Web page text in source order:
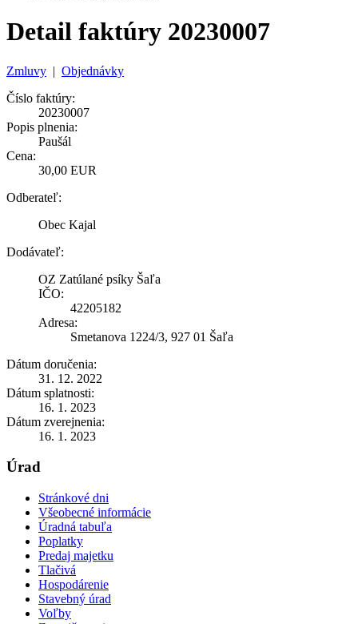
Detail faktúry 20230007
Zmluvy | Objednávky
Číslo faktúry:
20230007
Popis plnenia:
Paušál
Cena:
30,00 EUR
Odberateľ:
Obec Kajal
Dodávateľ:
OZ Zatúlané psíky Šaľa
IČO:
42205182
Adresa:
Smetanova 1224/3, 927 01 Šaľa
Dátum doručenia:
31. 12. 2022
Dátum splatnosti:
16. 1. 2023
Dátum zverejnenia:
16. 1. 2023
Úrad
Stránkové dni
Všeobecné informácie
Úradná tabuľa
Poplatky
Predaj majetku
Tlačivá
Hospodárenie
Stavebný úrad
Voľby